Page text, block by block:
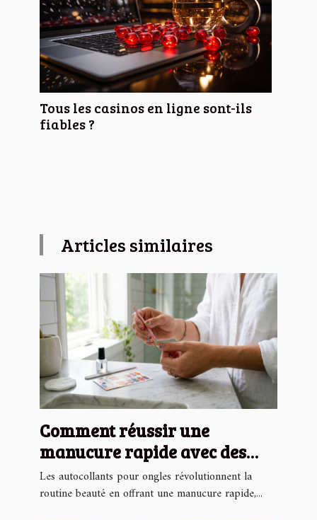
Tous les casinos en ligne sont-ils
fiables ?
Articles similaires
Comment réussir une
manucure rapide avec des
autocollants pour ongles ?
Les autocollants pour ongles révolutionnent la
routine beauté en offrant une manucure rapide,...